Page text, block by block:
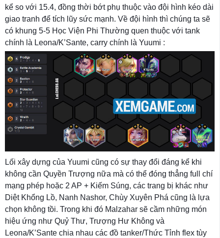
kể so với 15.4, đồng thời bớt phụ thuộc vào đội hình kéo dài
giao tranh để tích lũy sức mạnh. Về đội hình thì chúng ta sẽ
có khung 5-5 Học Viện Phi Thường quen thuộc với tank
chính là Leona/K’Sante, carry chính là Yuumi :
Lối xây dựng của Yuumi cũng có sự thay đổi đáng kể khi
không cần Quyền Trượng nữa mà có thể đóng thẳng full chí
mạng phép hoặc 2 AP + Kiếm Súng, các trang bị khác như
Diệt Khổng Lồ, Nanh Nashor, Chùy Xuyên Phá cũng là lựa
chọn không tồi. Trong khi đó Malzahar sẽ cầm những món
hiệu ứng như Quỷ Thư, Trượng Hư Không và
Leona/K’Sante chia nhau các đồ tanker/Thức Tỉnh flex tùy